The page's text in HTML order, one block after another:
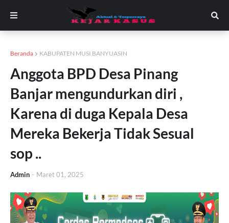
Beranda KABUPATEN MUSI BANYUASIN
Anggota BPD Desa Pinang
Banjar mengundurkan diri ,
Karena di duga Kepala Desa
Mereka Bekerja Tidak Sesual
sop ..
Admin - Maret 01, 2025